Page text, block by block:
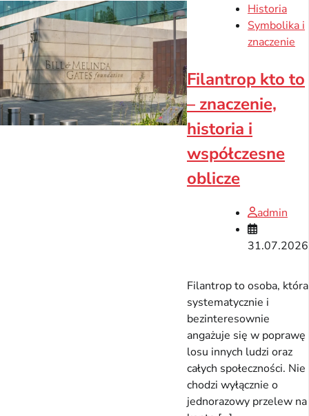
Historia
Symbolika i
znaczenie
Filantrop kto to
– znaczenie,
historia i
współczesne
oblicze
admin
31.07.2026
Filantrop to osoba, która
systematycznie i
bezinteresownie
angażuje się w poprawę
losu innych ludzi oraz
całych społeczności. Nie
chodzi wyłącznie o
jednorazowy przelew na